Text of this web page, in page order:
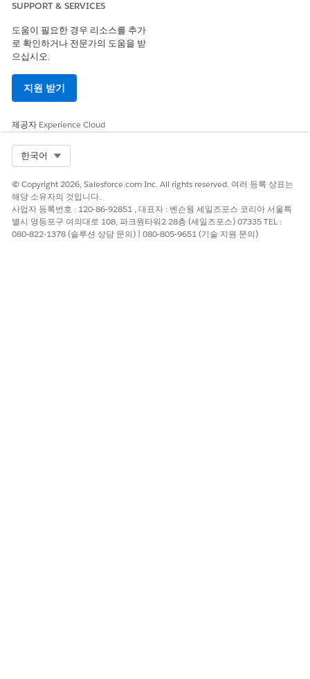
고하는 개인의 정보를 수집합니다. 각 범주에 대한 하나의 양식
Omniscript 안내 플로에 양식을 추가합니다. 컴플레인 접수 안
내 플로를 시작하는 버튼과 컴플레인에 쉽게 청구 및 참가자를
추가하고 컴플레인에서 사례를 만드는 버튼을 만듭니다.
컴플레인 참가자 추가 플로 설정
공개 컴플레인에 참가자를 추가하는 Omniscript를 활성화하고
공개 컴플레인에 청구를 추가하는 Omniscript 플로를 사용자
정의하고 사용자가 플로를 시작하기 위해 클릭하는 버튼을 구성
합니다.
컴플레인 플로에서 사례 만들기 설정
사용자가 클릭하여 Omniscript 플로를 시작하여 공개 컴플레인
에서 사례를 만드는 버튼을 구성합니다.
SUPPORT & SERVICES
도움이 필요한 경우 리소스를 추가
로 확인하거나 전문가의 도움을 받
으십시오.
지원 받기
제공자 Experience Cloud
한국어
© Copyright 2026, Salesforce.com Inc. All rights reserved. 여러 등록 상표는
해당 소유자의 것입니다.
사업자 등록번호 : 120-86-92851 , 대표자 : 벤슨웡 세일즈포스 코리아 서울특
별시 영등포구 여의대로 108, 파크원타워2 28층 (세일즈포스) 07335 TEL :
080-822-1378 (솔루션 상담 문의) | 080-805-9651 (기술 지원 문의)